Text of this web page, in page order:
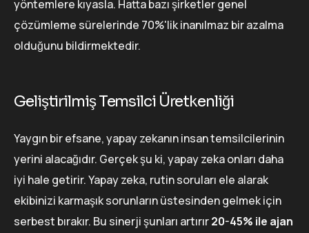
yöntemlere kıyasla. Hatta bazı şirketler genel
çözümleme sürelerinde 70%'lik inanılmaz bir azalma
olduğunu bildirmektedir.
Geliştirilmiş Temsilci Üretkenliği
Yaygın bir efsane, yapay zekanın insan temsilcilerinin
yerini alacağıdır. Gerçek şu ki, yapay zeka onları daha
iyi hale getirir. Yapay zeka, rutin soruları ele alarak
ekibinizi karmaşık sorunların üstesinden gelmek için
serbest bırakır. Bu sinerji şunları artırır20-45% ile ajan